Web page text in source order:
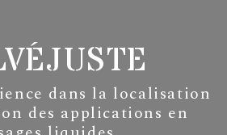
dans la localisation
des applications en